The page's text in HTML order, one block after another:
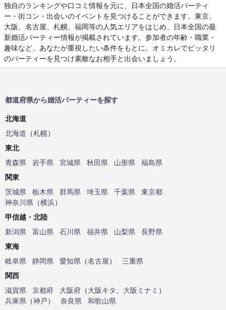
独自のランキングや口コミ情報を元に、日本全国の婚活パーティ
ー・街コン・出会いのイベントを見つけることができます。東京、
大阪、名古屋、札幌、福岡等の人気エリアをはじめ、日本全国の最
新婚活パーティー情報が掲載されています。参加者の年齢・職業・
趣味など、あなたが重視したい条件をもとに、オミカレでピッタリ
のパーティーを見つけ素敵なお相手と出会いましょう。
都道府県から婚活パーティーを探す
北海道
北海道 （札幌）
東北
青森県
岩手県 宮城県 秋田県 山形県
福島県
関東
茨城県
栃木県 群馬県 埼玉県 千葉県
東京都
神奈川県 （横浜）
甲信越・北陸
新潟県
富山県 石川県 福井県 山梨県
長野県
東海
岐阜県
静岡県 愛知県 （名古屋）
三重県
関西
滋賀県
京都府 大阪府 （大阪キタ 大阪ミナミ ）
兵庫県 （神戸） 奈良県
和歌山県